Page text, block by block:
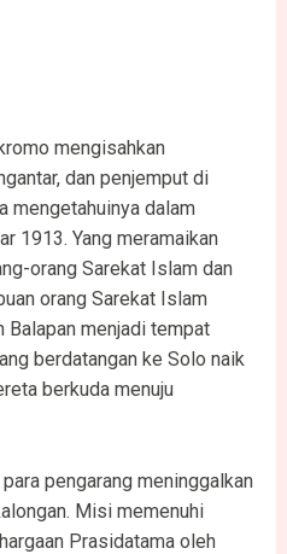
mengisahkan
dan penjemput di
mengetahuinya dalam
1913. Yang meramaikan
orang Sarekat Islam dan
orang Sarekat Islam
menjadi tempat
berdatangan ke Solo naik
berkuda menuju
pengarang meninggalkan
Misi memenuhi
Prasidatama oleh